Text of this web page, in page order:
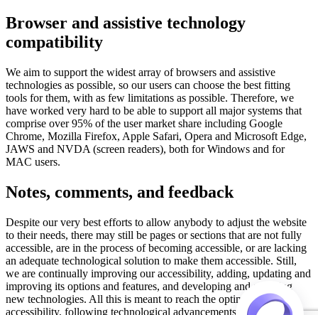
Browser and assistive technology
compatibility
We aim to support the widest array of browsers and assistive
technologies as possible, so our users can choose the best fitting
tools for them, with as few limitations as possible. Therefore, we
have worked very hard to be able to support all major systems that
comprise over 95% of the user market share including Google
Chrome, Mozilla Firefox, Apple Safari, Opera and Microsoft Edge,
JAWS and NVDA (screen readers), both for Windows and for
MAC users.
Notes, comments, and feedback
Despite our very best efforts to allow anybody to adjust the website
to their needs, there may still be pages or sections that are not fully
accessible, are in the process of becoming accessible, or are lacking
an adequate technological solution to make them accessible. Still,
we are continually improving our accessibility, adding, updating and
improving its options and features, and developing and adopting
new technologies. All this is meant to reach the optimal level of
accessibility, following technological advancements. For any